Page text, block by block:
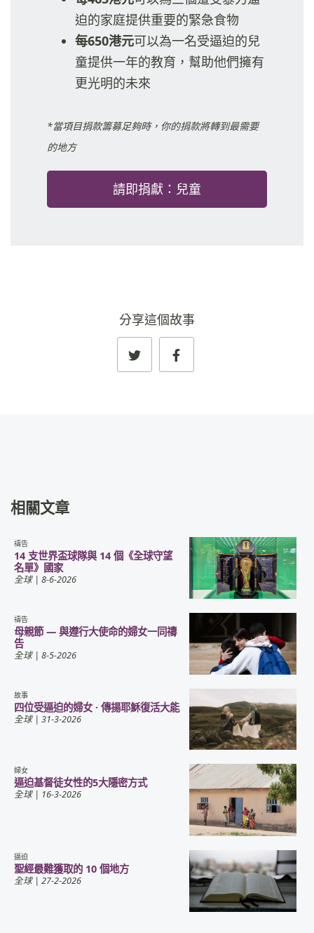
迫的家庭提供重要的緊急食物
每650港元可以為一名受逼迫的兒
童提供一年的教育，幫助他們擁有
更光明的未來
*當項目捐款籌募足夠時，你的捐款將轉到最需要
的地方
請即捐獻：兒童
分享這個故事
相關文章
禱告
14 支世界盃球隊與 14 個《全球守望
名單》國家
全球| 8-6-2026
禱告
母親節 — 與遵行大使命的婦女一同禱
告
全球| 8-5-2026
故事
四位受逼迫的婦女 · 傳揚耶穌復活大能
全球| 31-3-2026
婦女
逼迫基督徒女性的5大隱密方式
全球| 16-3-2026
逼迫
聖經最難獲取的 10 個地方
全球| 27-2-2026